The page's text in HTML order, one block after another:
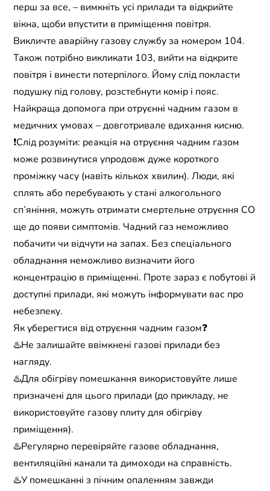
перш за все, – вимкніть усі прилади та відкрийте
вікна, щоби впустити в приміщення повітря.
Викличте аварійну газову службу за номером 104.
Також потрібно викликати 103, вийти на відкрите
повітря і винести потерпілого. Йому слід покласти
подушку під голову, розстебнути комір і пояс.
Найкраща допомога при отруєнні чадним газом в
медичних умовах – довготривале вдихання кисню.
❗️Слід розуміти: реакція на отруєння чадним газом
може розвинутися упродовж дуже короткого
проміжку часу (навіть кількох хвилин). Люди, які
сплять або перебувають у стані алкогольного
сп’яніння, можуть отримати смертельне отруєння СО
ще до появи симптомів. Чадний газ неможливо
побачити чи відчути на запах. Без спеціального
обладнання неможливо визначити його
концентрацію в приміщенні. Проте зараз є побутові й
доступні прилади, які можуть інформувати вас про
небезпеку.
Як уберегтися від отруєння чадним газом❓
♨️Не залишайте ввімкнені газові прилади без
нагляду.
♨️Для обігріву помешкання використовуйте лише
призначені для цього прилади (до прикладу, не
використовуйте газову плиту для обігріву
приміщення).
♨️Регулярно перевіряйте газове обладнання,
вентиляційні канали та димоходи на справність.
♨️У помешканні з пічним опаленням завжди